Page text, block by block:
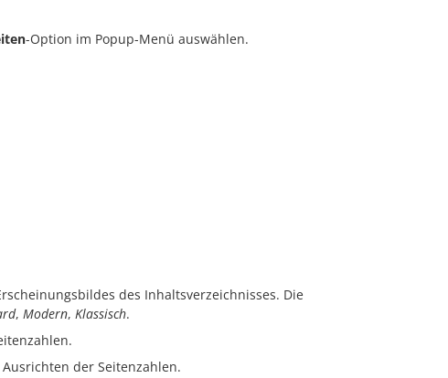
-Option im Popup-Menü auswählen.
des Inhaltsverzeichnisses. Die
, Modern, Klassisch.
der Seitenzahlen.